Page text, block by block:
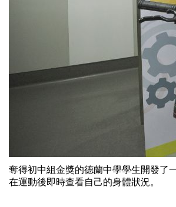
奪得初中組金獎的德蘭中學學生開發了
在運動後即時查看自己的身體狀況。